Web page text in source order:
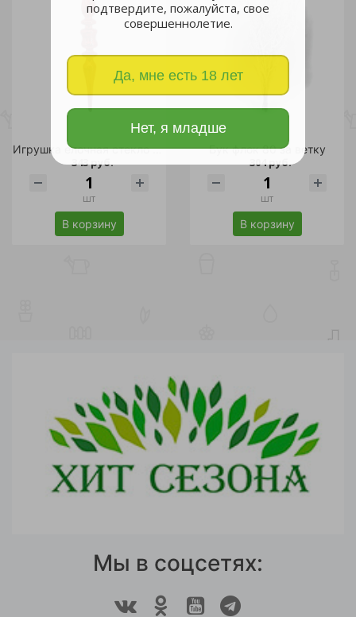
подтвердите, пожалуйста, свое
совершеннолетие.
Да, мне есть 18 лет
Нет, я младше
Игрушка елочная стекло "Классика" Сосулька 24см красная /1/48
343 руб.
шт
В корзину
Бук флок 80 за ветку
304 руб.
шт
В корзину
Мы в соцсетях: